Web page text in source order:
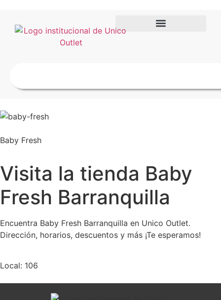
Baby Fresh
Visita la tienda Baby
Fresh Barranquilla
Encuentra Baby Fresh Barranquilla en Unico Outlet.
Dirección, horarios, descuentos y más ¡Te esperamos!
Local: 106